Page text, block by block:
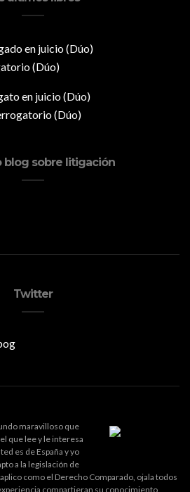
blog sobre litigación
Twitter
maravilloso que
que lee y le interesa
es de España y yo
a la legislación de
como el Derecho Comparado, ojala todos
compartieran su conocimiento